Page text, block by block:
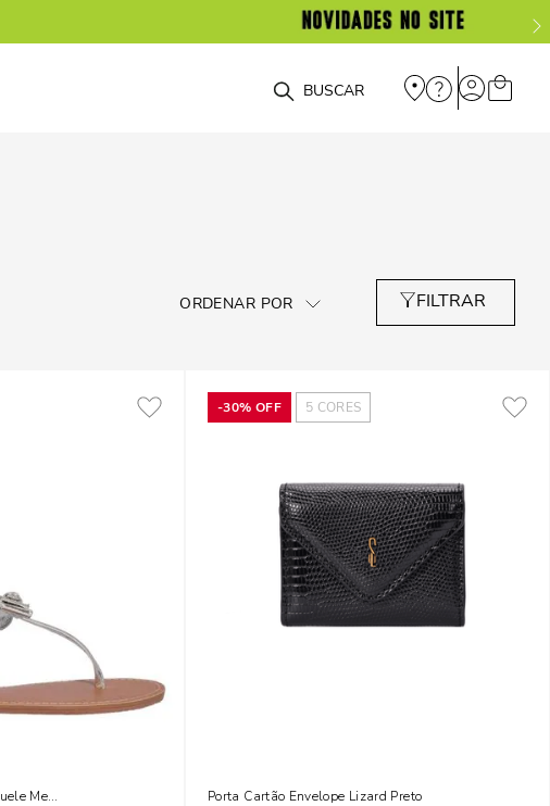
O que você está procurando?
Metalizado Prata
-30% OFF 5 CORES
Porta Cartão Envelope Lizard Preto